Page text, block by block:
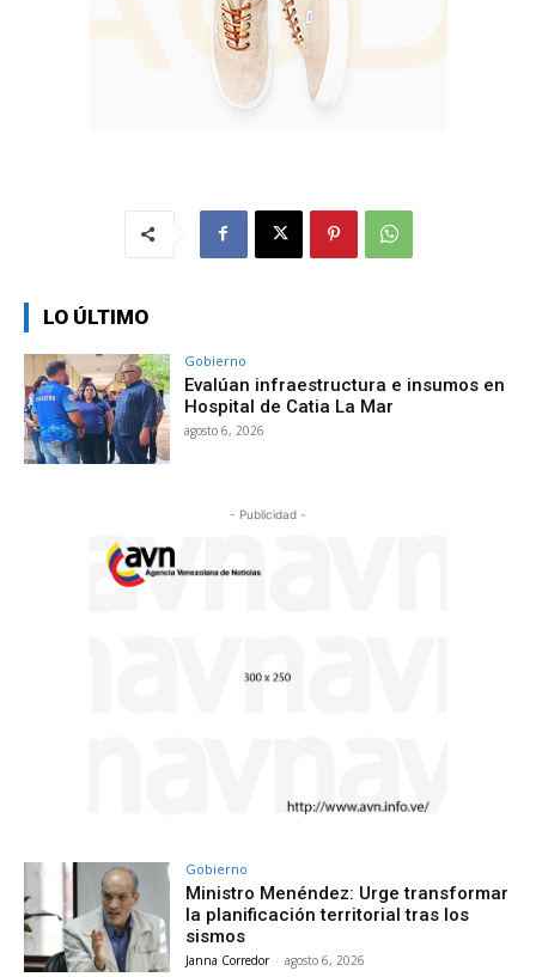
LO ÚLTIMO
Gobierno
Evalúan infraestructura e insumos en
Hospital de Catia La Mar
agosto 6, 2026
- Publicidad -
Gobierno
Ministro Menéndez: Urge transformar
la planificación territorial tras los
sismos
Janna Corredor - agosto 6, 2026